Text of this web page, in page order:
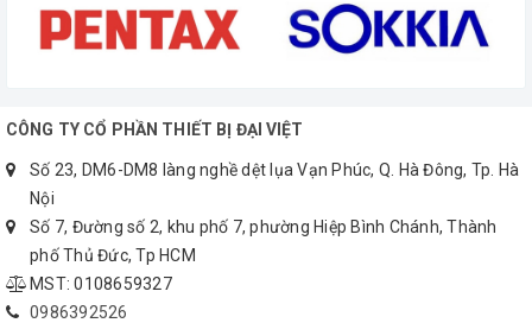
Sản Phẩm Chính Hãng.
Giá Cả Tốt Nhất.
Bảo Hành Và Sửa Chữa Nhanh Chóng.
Đổi Mới Sản Phẩm Trong Vòng 30 Ngày Nếu
Bị Lỗi Do Nhà Sản Xuất.
Đội Ngũ Kỹ Thuật Viên Tận Tình, Chuyên
Nghiệp, Hỗ Trợ 24/7.
CÔNG TY CỔ PHẦN THIẾT BỊ ĐẠI VIỆT
Số 23, DM6-DM8 làng nghề dệt lụa Vạn Phúc, Q. Hà Đông, Tp. Hà
Nội
Số 7, Đường số 2, khu phố 7, phường Hiệp Bình Chánh, Thành
phố Thủ Đức, Tp HCM
MST: 0108659327
0986392526